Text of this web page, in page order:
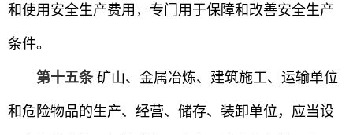
和使用安全生产费用，专门用于保障和改善安全生产
条件。
第十五条 矿山、金属冶炼、建筑施工、运输单位
和危险物品的生产、经营、储存、装卸单位，应当设